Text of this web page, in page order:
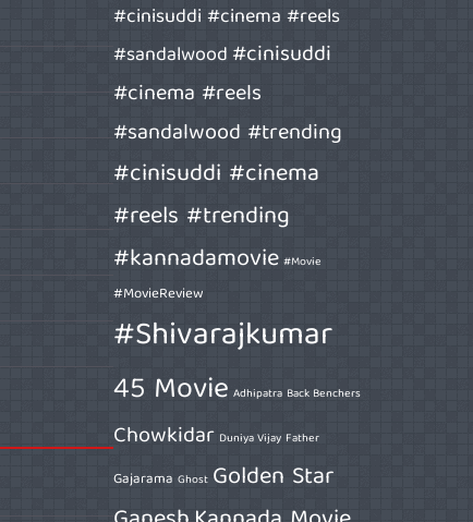
#cinisuddi #cinema #reels
#sandalwood#cinisuddi
#cinema #reels
#sandalwood #trending
#cinisuddi #cinema
#reels #trending
#kannadamovie #Movie
#MovieReview
#Shivarajkumar
45 Movie Adhipatra Back Benchers
Chowkidar Duniya Vijay Father
Gajarama Ghost Golden Star